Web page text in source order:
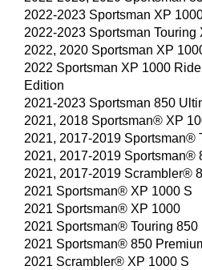
2022-2023 Sportsman XP
2022-2023 Sportsman Touring
2022, 2020 Sportsman XP
2022 Sportsman XP 1000
Edition
2021-2023 Sportsman 850
2021, 2018 Sportsman® XP
2021, 2017-2019 Sportsman®
2021, 2017-2019 Sportsman®
2021, 2017-2019 Scrambler®
2021 Sportsman® XP 1000 S
2021 Sportsman® XP 1000
2021 Sportsman® Touring 850
2021 Sportsman® 850
2021 Scrambler® XP 1000 S